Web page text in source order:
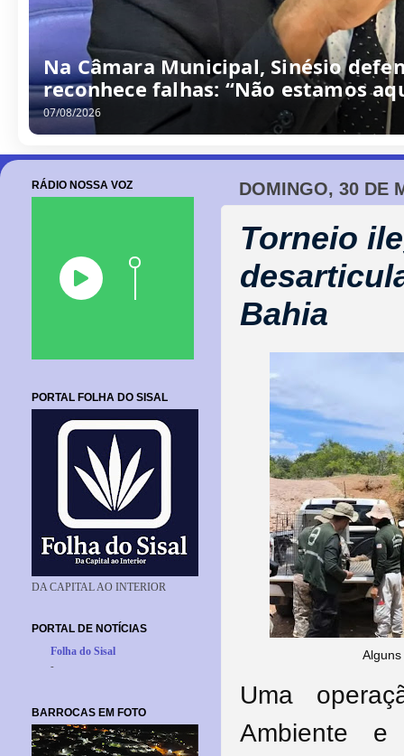
/
0
2
0
2
6
DOMINGO, 30 DE
Torneio
Bahia
Uma
Ambiente
RÁDIO NOSSA VOZ
PORTAL FOLHA DO SISAL
DA CAPITAL AO INTERIOR
PORTAL DE NOTÍCIAS
Folha do Sisal
-
BARROCAS EM FOTO